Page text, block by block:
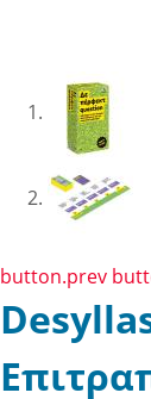
button.prev